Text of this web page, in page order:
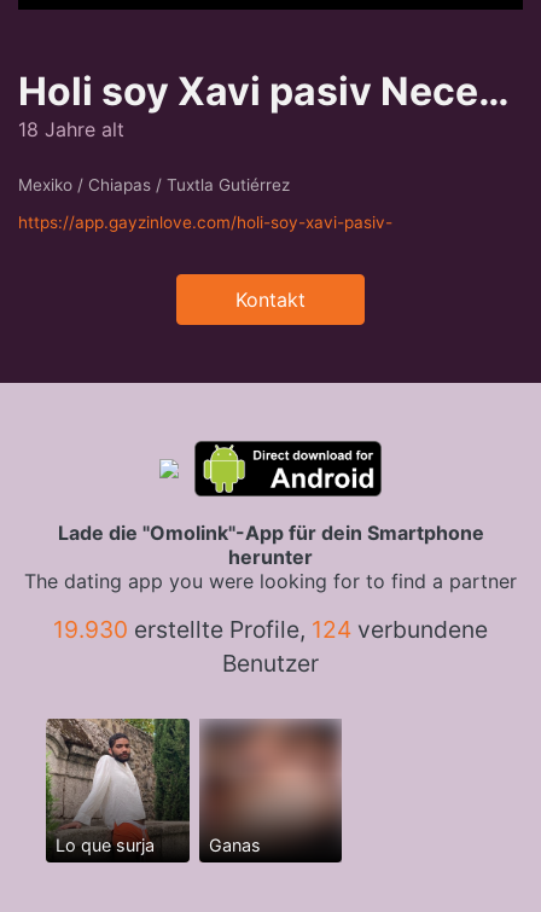
Holi soy Xavi pasiv Necesito un...
18 Jahre alt
Mexiko / Chiapas / Tuxtla Gutiérrez
https://app.gayzinlove.com/holi-soy-xavi-pasiv-
Kontakt
Lade die "Omolink"-App für dein Smartphone
herunter
The dating app you were looking for to find a partner
19.930 erstellte Profile, 124 verbundene
Benutzer
Lo que surja Ganas